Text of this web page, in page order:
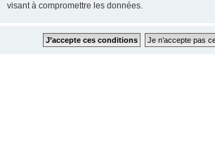
visant à compromettre les données.